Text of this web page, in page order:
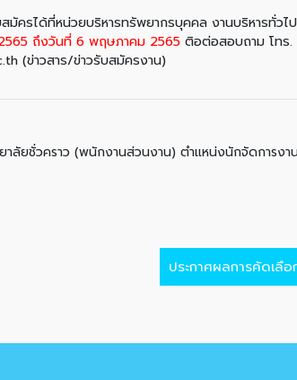
ที่หน่วยบริหารทรัพยากรบุคคล งานบริหารทั่วไ
ถึงวันที่ 6 พฤษภาคม 2565 ติอต่อสอบถาม โทร.
(ข่าวสาร/ข่าวรับสมัครงาน)
ลัยชั่วคราว (พนักงานส่วนงาน) ตำแหน่งนักจัดการงา
ประกาศผลการคัดเลื